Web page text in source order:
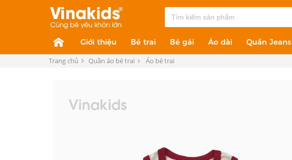
Giới thiệu Bé trai Bé gái Áo dài Quần Jeans
Trang chủ Quần áo bé trai Áo bé trai